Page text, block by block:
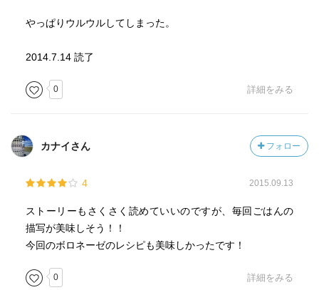
やっぱりウルウルしてしまった。
2014.7.14 読了
0 詳細をみる
カナイさん フォロー
4 2015.09.13
ストーリーもさくさく読めていいのですが、毎回ごはんの
描写が美味しそう！！
今回のボロネーゼのレシピも美味しかったです！
0 詳細をみる